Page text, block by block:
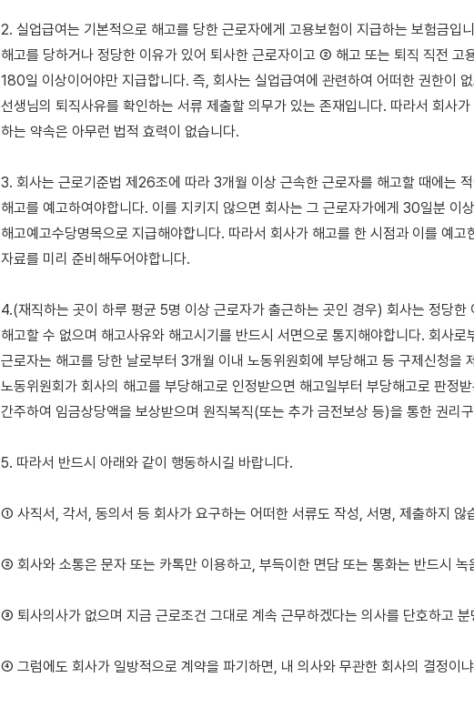
2. 실업급여는 기본적으로 해고를 당한 근로자에게 고용보험이 지급하는 보험금입
해고를 당하거나 정당한 이유가 있어 퇴사한 근로자이고 ② 해고 또는 퇴직 직전 고
180일 이상이어야만 지급합니다. 즉, 회사는 실업급여에 관련하여 어떠한 권한이
선생님의 퇴직사유를 확인하는 서류 제출할 의무가 있는 존재입니다. 따라서 회사가
하는 약속은 아무런 법적 효력이 없습니다.
3. 회사는 근로기준법 제26조에 따라 3개월 이상 근속한 근로자를 해고할 때에는
해고를 예고하여야합니다. 이를 지키지 않으면 회사는 그 근로자가에게 30일분 이
해고예고수당명목으로 지급해야합니다. 따라서 회사가 해고를 한 시점과 이를 예고
자료를 미리 준비해두어야합니다.
4.(재직하는 곳이 하루 평균 5명 이상 근로자가 출근하는 곳인 경우) 회사는 정당한
해고할 수 없으며 해고사유와 해고시기를 반드시 서면으로 통지해야합니다. 회사로
근로자는 해고를 당한 날로부터 3개월 이내 노동위원회에 부당해고 등 구제신청을
노동위원회가 회사의 해고를 부당해고로 인정받으면 해고일부터 부당해고로 판정
간주하여 임금상당액을 보상받으며 원직복직(또는 추가 금전보상 등)을 통한 권리
5. 따라서 반드시 아래와 같이 행동하시길 바랍니다.
① 사직서, 각서, 동의서 등 회사가 요구하는 어떠한 서류도 작성, 서명, 제출하지 않
② 회사와 소통은 문자 또는 카톡만 이용하고, 부득이한 면담 또는 통화는 반드시 녹
③ 퇴사의사가 없으며 지금 근로조건 그대로 계속 근무하겠다는 의사를 단호하고 분
④ 그럼에도 회사가 일방적으로 계약을 파기하면, 내 의사와 무관한 회사의 결정이